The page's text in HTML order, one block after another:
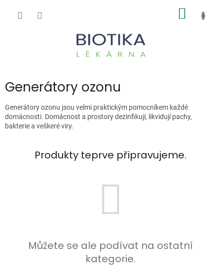
Generátory ozonu
Generátory ozonu jsou velmi praktickým pomocníkem každé
domácnosti. Domácnost a prostory dezinfikují, likvidují pachy,
bakterie a veškeré viry.
Produkty teprve připravujeme.
Můžete se ale podívat na ostatní
kategorie.